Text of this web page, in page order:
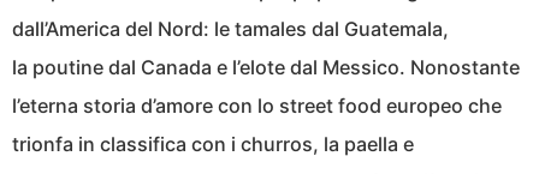
dall’America del Nord: le tamales dal Guatemala,
la poutine dal Canada e l’elote dal Messico. Nonostante
l’eterna storia d’amore con lo street food europeo che
trionfa in classifica con i churros, la paella e